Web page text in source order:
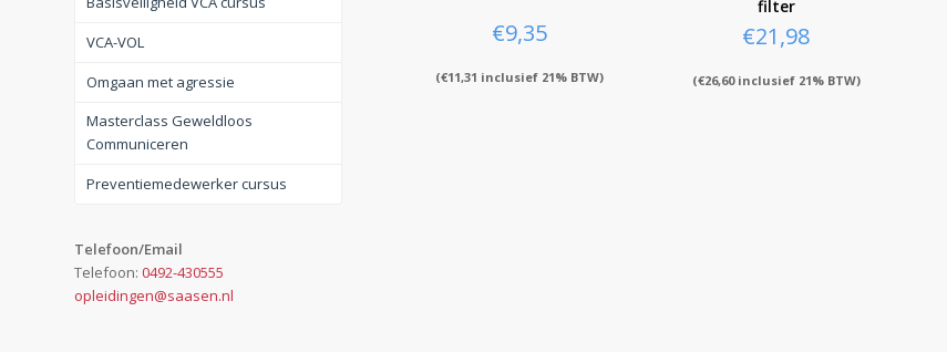
€9,35
(€11,31 inclusief 21% BTW)
filter
€21,98
(€26,60inclusief 21% BTW)
VCA-VOL
Omgaan met agressie
Masterclass Geweldloos
Communiceren
Preventiemedewerker cursus
Telefoon/Email
Telefoon:0492-430555
opleidingen@saasen.nl